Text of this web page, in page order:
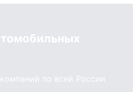
по всей России